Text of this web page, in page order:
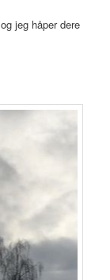
jeg håper dere